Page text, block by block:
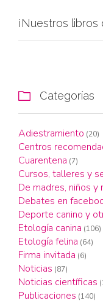
¡Nuestros
 Categorías
Adiestramiento (20)
Centros
Cuarentena (7)
Cursos, talleres y
De madres, niños y
Debates en
Deporte canino y
Etología canina (106)
Etología felina (64)
Firma invitada (6)
Noticias (87)
Noticias científicas
Publicaciones (140)